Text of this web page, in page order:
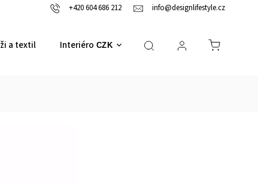
+420 604 686 212 info@designlifestyle.cz
CZK
a textil Interiérové doplňky